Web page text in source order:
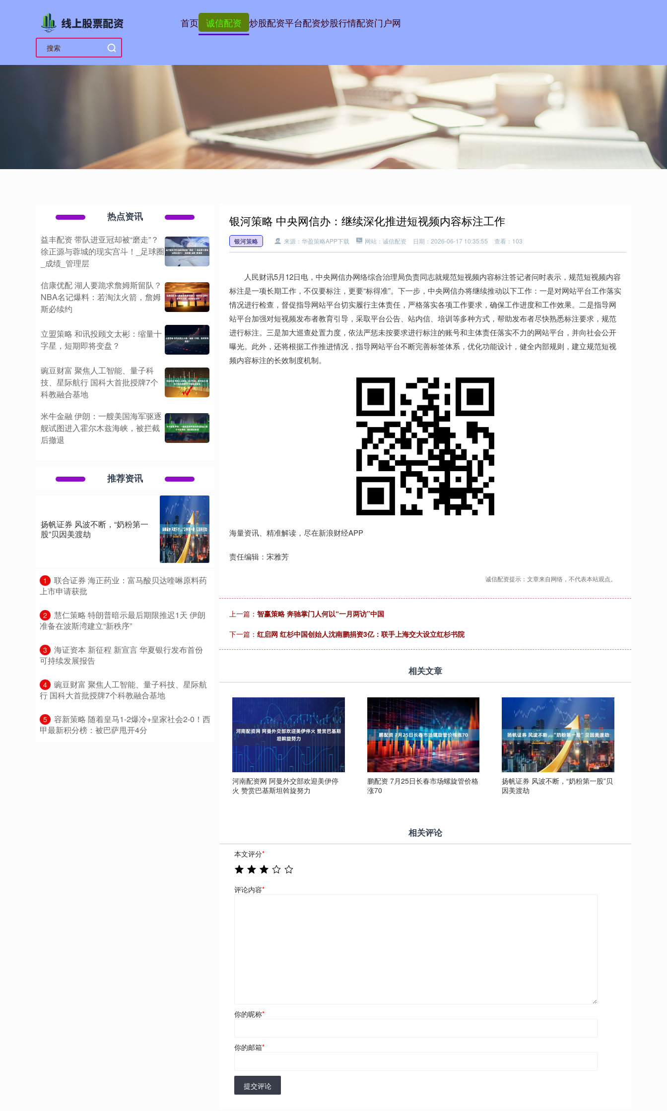
首页 诚信配资 炒股配资平台配资炒股行情配资门户网
银河策略 中央网信办：继续深化推进短视频内容标注工作
银河策略 来源：华盈策略APP下载 网站：诚信配资 日期：2026-06-17 10:35:55 查看：103
人民财讯5月12日电，中央网信办网络综合治理局负责同志就规范短视频内容标注答记者问时表示，规范短视频内容
标注是一项长期工作，不仅要标注，更要“标得准”。下一步，中央网信办将继续推动以下工作：一是对网站平台工作落实
情况进行检查，督促指导网站平台切实履行主体责任，严格落实各项工作要求，确保工作进度和工作效果。二是指导网
站平台加强对短视频发布者教育引导，采取平台公告、站内信、培训等多种方式，帮助发布者尽快熟悉标注要求，规范
进行标注。三是加大巡查处置力度，依法严惩未按要求进行标注的账号和主体责任落实不力的网站平台，并向社会公开
曝光。此外，还将根据工作推进情况，指导网站平台不断完善标签体系，优化功能设计，健全内部规则，建立规范短视
频内容标注的长效制度机制。
海量资讯、精准解读，尽在新浪财经APP
责任编辑：宋雅芳
诚信配资提示：文章来自网络，不代表本站观点。
上一篇： 智赢策略 奔驰掌门人何以“一月两访”中国
下一篇： 红启网 红杉中国创始人沈南鹏捐资3亿：联手上海交大设立红杉书院
相关文章
河南配资网 阿曼外交部欢迎美伊停
火 赞赏巴基斯坦斡旋努力
鹏配资 7月25日长春市场螺旋管价格
涨70
扬帆证券 风波不断，“奶粉第一股”贝
因美渡劫
相关评论
本文评分*
评论内容*
你的昵称*
你的邮箱*
提交评论
热点资讯
益丰配资 带队进亚冠却被“磨走”？
徐正源与蓉城的现实宫斗！_足球圈
_成绩_管理层
信康优配 湖人要跪求詹姆斯留队？
NBA名记爆料：若淘汰火箭，詹姆
斯必续约
立盟策略 和讯投顾文太彬：缩量十
字星，短期即将变盘？
豌豆财富 聚焦人工智能、量子科
技、星际航行 国科大首批授牌7个
科教融合基地
米牛金融 伊朗：一艘美国海军驱逐
舰试图进入霍尔木兹海峡，被拦截
后撤退
推荐资讯
扬帆证券 风波不断，“奶粉第一
股”贝因美渡劫
1
​联合证券 海正药业：富马酸贝达喹啉原料药
上市申请获批
2
​慧仁策略 特朗普暗示最后期限推迟1天 伊朗
准备在波斯湾建立“新秩序”
3
​海证资本 新征程 新宣言 华夏银行发布首份
可持续发展报告
4
​豌豆财富 聚焦人工智能、量子科技、星际航
行 国科大首批授牌7个科教融合基地
5
​容新策略 随着皇马1-2爆冷+皇家社会2-0！西
甲最新积分榜：被巴萨甩开4分